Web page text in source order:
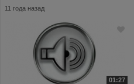
11 года назад
01:27